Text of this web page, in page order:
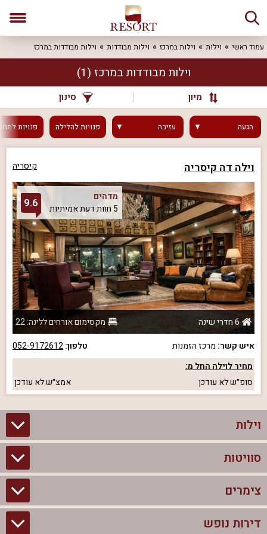
עמוד ראשי וילות וילות במרכז וילות מבודדות וילות מבודדות במרכז
וילות מבודדות במרכז (1)
מיון סינון
הגעה עזיבה פנויותלהלילה פנויות
וילה דה קיסריה קיסריה
מדהים
5 חוות דעת אמיתיות
9.6
6 חדרי שינה
מקסימום אורחים ללינה: 22
איש קשר: מרכז הזמנות טלפון:052-9172612
מחיר לוילה החל מ:
סופ״שלא עודכן אמצ״שלא עודכן
וילות
וילות בצפון
וילות להשכרה
סוויטות
סוויטות בצפון
צימרים לזוגות עם בריכה פרטית
צימרים
צימרים בצפון
דירות נופש